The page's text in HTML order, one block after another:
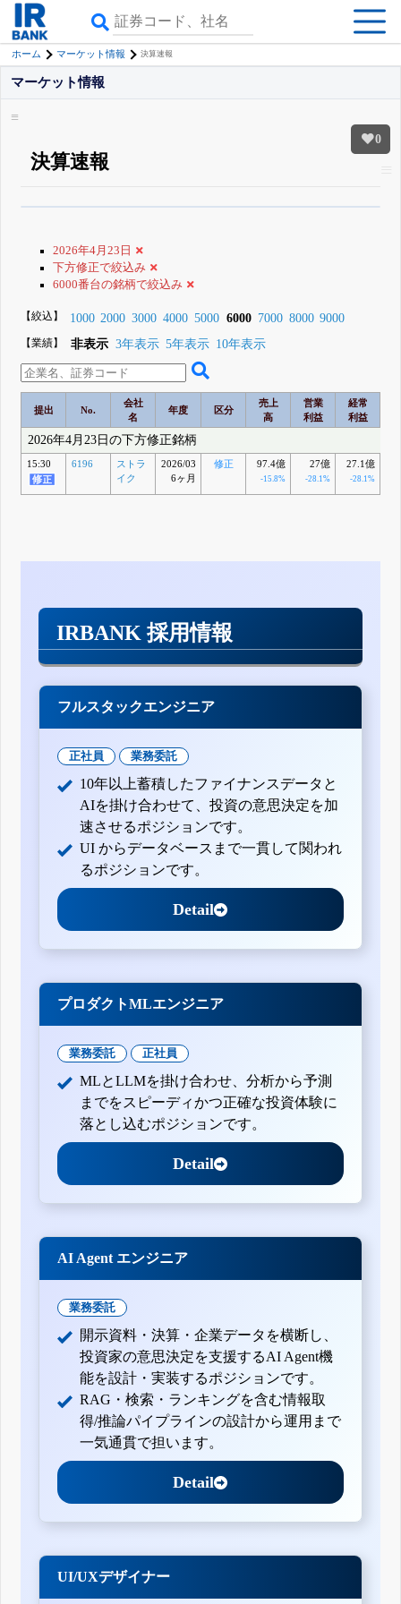
ホーム マーケット情報 決算速報
0
マーケット情報
決算速報
登録すると永久30%OFFと米株版の先行利用も付きます
2026年4月23日
下方修正で絞込み
6000番台の銘柄で絞込み
【絞込】 1000 2000 3000 4000 5000 6000 7000 8000 9000
【業績】 非表示 3年表示 5年表示 10年表示
提出 No.
会社
名
年度 区分
売上
高
営業
利益
経常
利益
2026年4月23日の下方修正銘柄
15:30 6196
ストラ
イク
2026/03
6ヶ月
修正 97.4億
-15.8%
27億
-28.1%
27.1億
-28.1%
IRBANK 採用情報
フルスタックエンジニア
正社員 業務委託
10年以上蓄積したファイナンスデータと
AIを掛け合わせて、投資の意思決定を加
速させるポジションです。
UI からデータベースまで一貫して関われ
るポジションです。
Detail
プロダクトMLエンジニア
業務委託 正社員
MLとLLMを掛け合わせ、分析から予測
までをスピーディかつ正確な投資体験に
落とし込むポジションです。
Detail
AI Agent エンジニア
業務委託
開示資料・決算・企業データを横断し、
投資家の意思決定を支援するAI Agent機
能を設計・実装するポジションです。
RAG・検索・ランキングを含む情報取
得/推論パイプラインの設計から運用まで
一気通貫で担います。
Detail
UI/UXデザイナー